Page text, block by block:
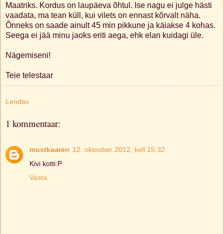
Maatriks. Kordus on laupäeva õhtul. Ise nagu ei julge hästi
vaadata, ma tean küll, kui vilets on ennast kõrvalt näha.
Õnneks on saade ainult 45 min pikkune ja käiakse 4 kohas.
Seega ei jää minu jaoks eriti aega, ehk elan kuidagi üle.
Nägemiseni!
Teie telestaar
Lendav
1 kommentaar:
mustkaaren 12. oktoober 2012, kell 15:32
Kivi kotti:P
Vasta